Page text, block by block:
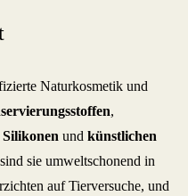
Naturkosmetik und
,
und künstlichen
sie umweltschonend in
auf Tierversuche, und